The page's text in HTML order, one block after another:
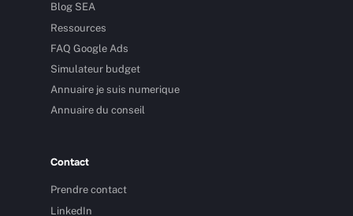
Blog SEA
Ressources
FAQ Google Ads
Simulateur budget
Annuaire je suis numerique
Annuaire du conseil
Contact
Prendre contact
LinkedIn